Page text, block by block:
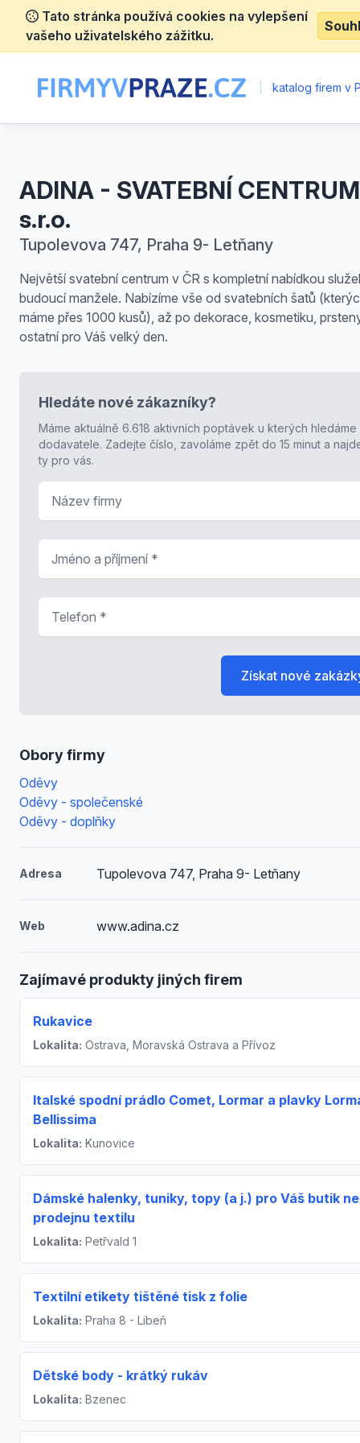
Tato stránka používá cookies na vylepšení
vašeho uživatelského zážitku.
katalog firem v
ADINA - SVATEBNÍ
s.r.o.
Tupolevova 747, Praha 9- Letňany
Největší svatební centrum v ČR s kompletní nabídkou
budoucí manžele. Nabízíme vše od svatebních šatů
máme přes 1000 kusů), až po dekorace, kosmetiku,
ostatní pro Váš velký den.
Obory firmy
Oděvy
Oděvy - společenské
Oděvy - doplňky
Adresa Tupolevova 747, Praha 9- Letňany
Web www.adina.cz
Zajímavé produkty jiných firem
Rukavice
Lokalita: Ostrava, Moravská Ostrava a Přívoz
Italské spodní prádlo Comet, Lormar a plavky
Bellissima
Lokalita: Kunovice
Dámské halenky, tuniky, topy (a j.) pro Váš butik
prodejnu textilu
Lokalita: Petřvald 1
Textilní etikety tištěné tisk z folie
Lokalita: Praha 8 - Libeň
Dětské body - krátký rukáv
Lokalita: Bzenec
Hledáte nové zákazníky?
Máme aktuálně 6.618 aktivních poptávek u kterých hledáme
dodavatele. Zadejte číslo, zavoláme zpět do 15 minut a
ty pro vás.
Získat nové